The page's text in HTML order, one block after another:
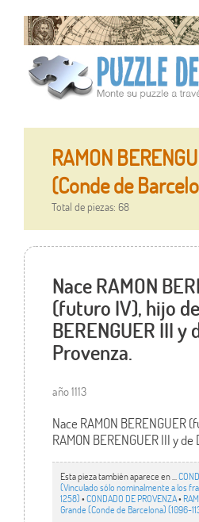
RAMON
(Conde de
Total de piezas: 68
Nace RAMON
(futuro IV), hijo
BERENGUER III y
Provenza.
año 1113
Nace RAMON BERENGUER
RAMON BERENGUER III y
Esta pieza también aparece en ...
(Vinculado sólo nominalmente a los
1258)•CONDADO DE PROVENZA•
Grande (Conde de Barcelona) (1096-